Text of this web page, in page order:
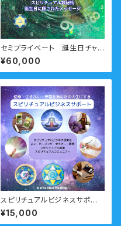
セミプライベート 誕生日チャ
ートコースーあなたの誕生日に
隠された数字の秘密ーご一括
¥60,000
スピリチュアルビジネスサポー
ト おすすめコース
¥15,000